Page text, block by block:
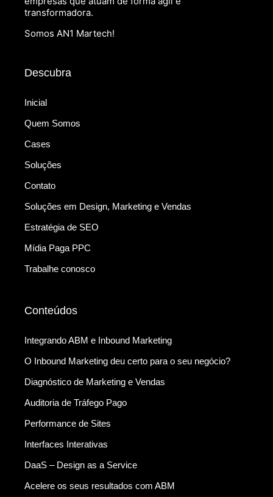
transformadora.
Somos AN1 Martech!
Descubra
Inicial
Quem Somos
Cases
Soluções
Contato
Soluções em Design, Marketing e Vendas
Estratégia de SEO
Mídia Paga PPC
Trabalhe conosco
Conteúdos
Integrando ABM e Inbound Marketing
O Inbound Marketing deu certo para o seu negócio?
Diagnóstico de Marketing e Vendas
Auditoria de Tráfego Pago
Performance de Sites
Interfaces Interativas
DaaS – Design as a Service
Acelere os seus resultados com ABM